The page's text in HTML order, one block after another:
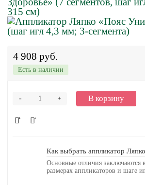
4 908 руб.
Есть в наличии
+
- В корзину
Как выбрать аппликатор Ляпко
Основные отличия заключаются
размерах аппликаторов и шаге